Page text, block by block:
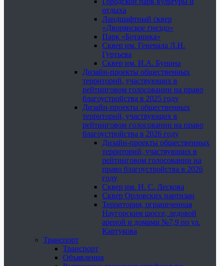
отдыха
Ландшафтный сквер
«Дворянское гнездо»
Парк «Ботаника»
Сквер им. Генерала Л.Н.
Гуртьева
Сквер им. И.А. Бунина
Дизайн-проекты общественных
территорий, участвующих в
рейтинговом голосовании на право
благоустройства в 2025 году
Дизайн-проекты общественных
территорий, участвующих в
рейтинговом голосовании на право
благоустройства в 2026 году
Дизайн-проекты общественных
территорий, участвующих в
рейтинговом голосовании на
право благоустройства в 2026
году
Сквер им. Н. С. Лескова
Сквер Орловских партизан
Территория, ограниченная
Наугорским шоссе, ледовой
ареной и домами №7,9 по ул.
Картукова
Транспорт
Транспорт
Объявления